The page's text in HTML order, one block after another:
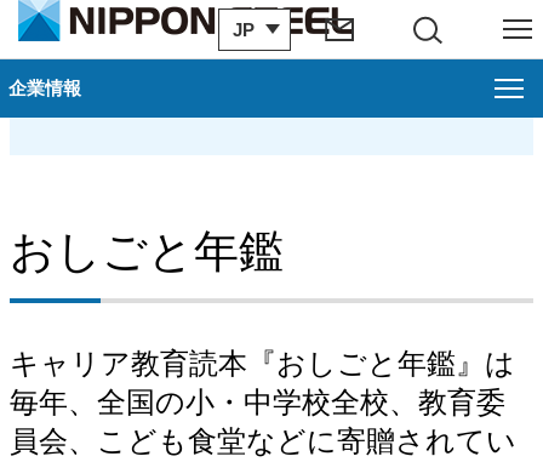
JP
サイト内検索 メニュー
企業情報
基本情報
資機材調達
コーポレート・ガバナンス
おしごと年鑑
おしごと年鑑
キャリア教育読本『おしごと年鑑』は
毎年、全国の小・中学校全校、教育委
員会、こども食堂などに寄贈されてい